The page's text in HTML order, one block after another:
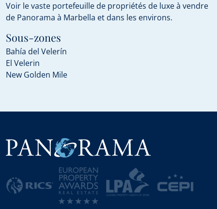
Voir le vaste portefeuille de propriétés de luxe à vendre
de Panorama à Marbella et dans les environs.
Sous-zones
Bahía del Velerín
El Velerin
New Golden Mile